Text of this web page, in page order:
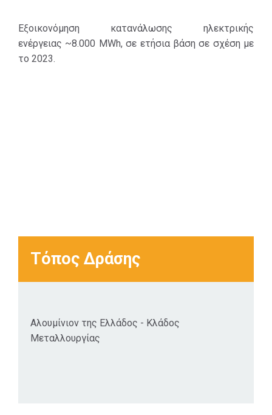
Εξοικονόμηση κατανάλωσης ηλεκτρικής
ενέργειας ~8.000 ΜWh, σε ετήσια βάση σε σχέση με
το 2023.
Τόπος Δράσης
Αλουμίνιον της Ελλάδος - Κλάδος
Μεταλλουργίας